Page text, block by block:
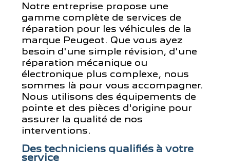
Notre entreprise propose une
gamme complète de services de
réparation pour les véhicules de la
marque Peugeot. Que vous ayez
besoin d'une simple révision, d'une
réparation mécanique ou
électronique plus complexe, nous
sommes là pour vous accompagner.
Nous utilisons des équipements de
pointe et des pièces d'origine pour
assurer la qualité de nos
interventions.
Des techniciens qualifiés à votre
service